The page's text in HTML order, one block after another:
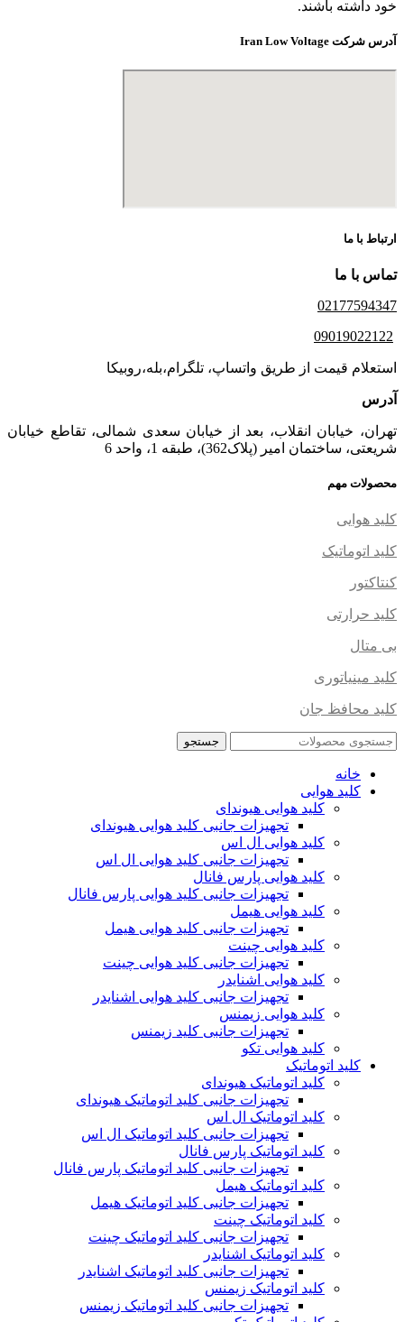
خود داشته باشند.
آدرس شرکت Iran Low Voltage
ارتباط با ما
تماس با ما
02177594347
09019022122
استعلام قیمت از طریق واتساپ، تلگرام،بله،روبیکا
آدرس
تهران، خیابان انقلاب، بعد از خیابان سعدی شمالی، تقاطع خیابان
شریعتی، ساختمان امیر (پلاک362)، طبقه 1، واحد 6
محصولات مهم
کلید هوایی
کلید اتوماتیک
کنتاکتور
کلید حرارتی
بی متال
کلید مینیاتوری
کلید محافظ جان
جستجو
خانه
کلید هوایی
کلید هوایی هیوندای
تجهیزات جانبی کلید هوایی هیوندای
کلید هوایی ال اس
تجهیزات جانبی کلید هوایی ال اس
کلید هوایی پارس فانال
تجهیزات جانبی کلید هوایی پارس فانال
کلید هوایی هیمل
تجهیزات جانبی کلید هوایی هیمل
کلید هوایی چینت
تجهیزات جانبی کلید هوایی چینت
کلید هوایی اشنایدر
تجهیزات جانبی کلید هوایی اشنایدر
کلید هوایی زیمنس
تجهیزات جانبی کلید زیمنس
کلید هوایی تکو
کلید اتوماتیک
کلید اتوماتیک هیوندای
تجهیزات جانبی کلید اتوماتیک هیوندای
کلید اتوماتیک ال اس
تجهیزات جانبی کلید اتوماتیک ال اس
کلید اتوماتیک پارس فانال
تجهیزات جانبی کلید اتوماتیک پارس فانال
کلید اتوماتیک هیمل
تجهیزات جانبی کلید اتوماتیک هیمل
کلید اتوماتیک چینت
تجهیزات جانبی کلید اتوماتیک چینت
کلید اتوماتیک اشنایدر
تجهیزات جانبی کلید اتوماتیک اشنایدر
کلید اتوماتیک زیمنس
تجهیزات جانبی کلید اتوماتیک زیمنس